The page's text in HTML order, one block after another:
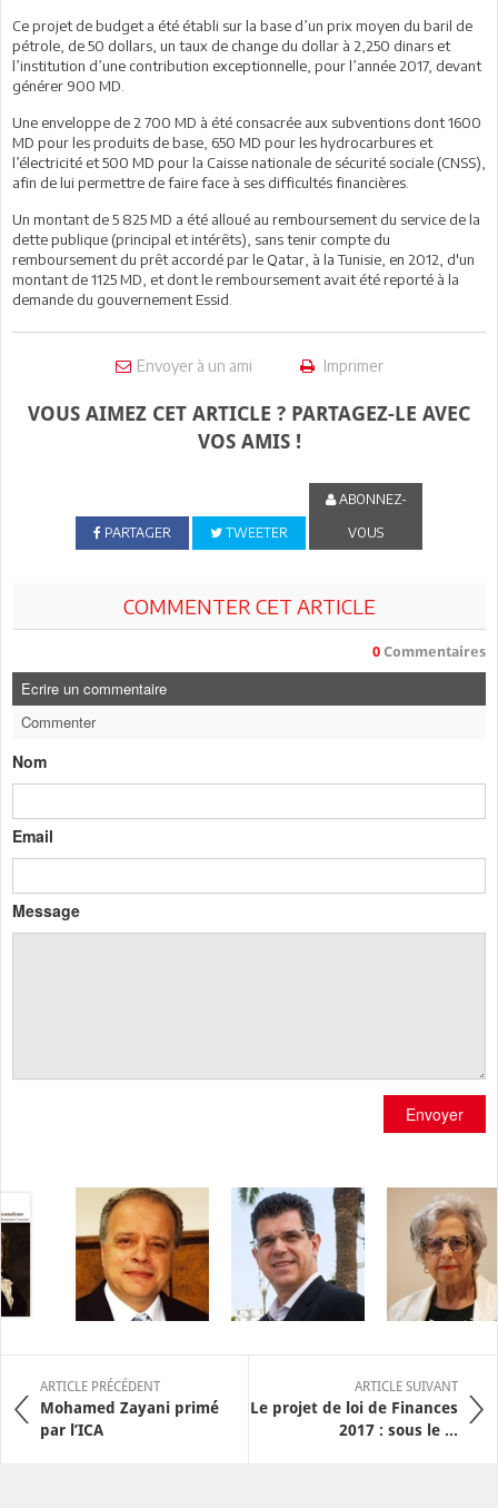
Ce projet de budget a été établi sur la base d’un prix moyen du baril de
pétrole, de 50 dollars, un taux de change du dollar à 2,250 dinars et
l’institution d’une contribution exceptionnelle, pour l’année 2017, devant
générer 900 MD.
Une enveloppe de 2 700 MD à été consacrée aux subventions dont 1600
MD pour les produits de base, 650 MD pour les hydrocarbures et
l’électricité et 500 MD pour la Caisse nationale de sécurité sociale (CNSS),
afin de lui permettre de faire face à ses difficultés financières.
Un montant de 5 825 MD a été alloué au remboursement du service de la
dette publique (principal et intérêts), sans tenir compte du
remboursement du prêt accordé par le Qatar, à la Tunisie, en 2012, d'un
montant de 1125 MD, et dont le remboursement avait été reporté à la
demande du gouvernement Essid.
Envoyer à un ami Imprimer
VOUS AIMEZ CET ARTICLE ? PARTAGEZ-LE AVEC
VOS AMIS !
PARTAGER TWEETER
ABONNEZ-
VOUS
COMMENTER CET ARTICLE
0 Commentaires
Ecrire un commentaire
Commenter
Nom
Email
Message
Envoyer
ARTICLE PRÉCÉDENT
Mohamed Zayani primé
par l’ICA
ARTICLE SUIVANT
Le projet de loi de Finances
2017 : sous le ...